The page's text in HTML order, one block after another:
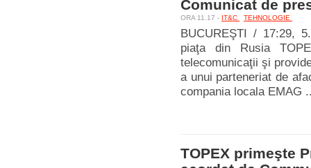
Comunicat de
ORA 11.17 - IT&C TEHNOLOGIE
BUCUREŞTI / 17:29,
piaţa din Rusia
telecomunicaţii şi
a unui parteneriat de
compania locala EMAG
TOPEX primeşte